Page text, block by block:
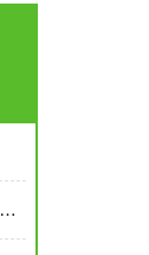
聚合反应釜的工作机制与工艺控制解析